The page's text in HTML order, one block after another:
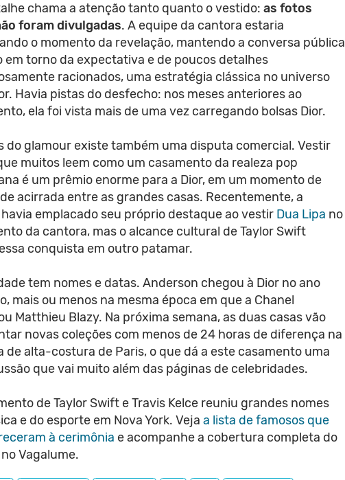
chama a atenção tanto quanto o vestido: as fotos
foram divulgadas. A equipe da cantora estaria
o momento da revelação, mantendo a conversa pública
em torno da expectativa e de poucos detalhes
racionados, uma estratégia clássica no universo
Havia pistas do desfecho: nos meses anteriores ao
ela foi vista mais de uma vez carregando bolsas Dior.
do glamour existe também uma disputa comercial. Vestir
muitos leem como um casamento da realeza pop
é um prêmio enorme para a Dior, em um momento de
acirrada entre as grandes casas. Recentemente, a
emplacado seu próprio destaque ao vestir Dua Lipa no
da cantora, mas o alcance cultural de Taylor Swift
conquista em outro patamar.
tem nomes e datas. Anderson chegou à Dior no ano
mais ou menos na mesma época em que a Chanel
Matthieu Blazy. Na próxima semana, as duas casas vão
novas coleções com menos de 24 horas de diferença na
de alta-costura de Paris, o que dá a este casamento uma
que vai muito além das páginas de celebridades.
de Taylor Swift e Travis Kelce reuniu grandes nomes
e do esporte em Nova York. Veja a lista de famosos que
à cerimônia e acompanhe a cobertura completa do
Vagalume.